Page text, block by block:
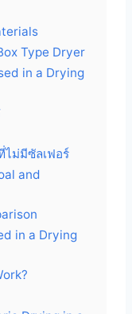
Type Dryer
in a Drying
ม่มีซัลเฟอร์
and
in a Drying